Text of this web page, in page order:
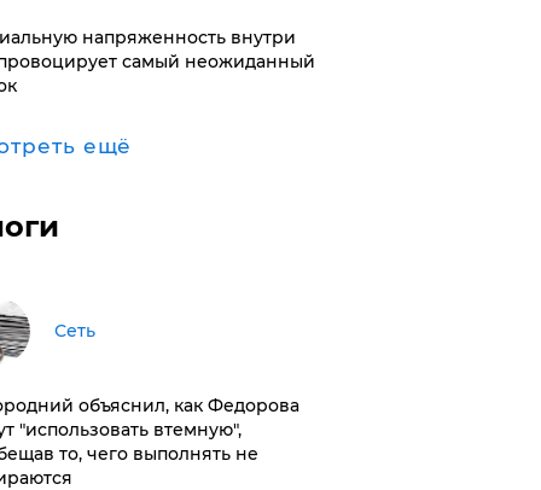
напряженность внутри
самый неожиданный
ещё
Сеть
объяснил, как Федорова
"использовать втемную",
то, чего выполнять не